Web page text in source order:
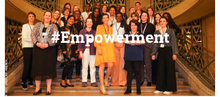
#Empowerment